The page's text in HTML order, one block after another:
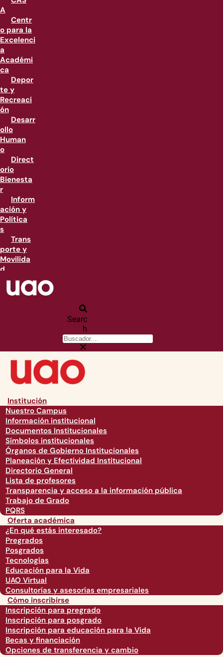
A
Centr
o para la
Excelenci
a
Académi
ca
Depor
te y
Recreaci
ón
Desarr
ollo
Human
o
Direct
orio
Bienesta
r
Inform
ación y
Política
s
Trans
porte y
Movilida
d
Searc
h
Institución
Nuestro Campus
Información institucional
Documentos Institucionales
Símbolos institucionales
Órganos de Gobierno Institucionales
Planeación y Efectividad Institucional
Directorio General
Lista de profesores
Transparencia y acceso a la información pública
Trabajo de Grado
PQRS
Oferta académica
¿En qué estás interesado?
Pregrados
Posgrados
Tecnologías
Educación para la Vida
UAO Virtual
Consultorías y asesorías empresariales
Cómo inscribirse
Inscripción para pregrado
Inscripción para posgrado
Inscripción para educación para la Vida
Becas y financiación
Opciones de transferencia y cambio